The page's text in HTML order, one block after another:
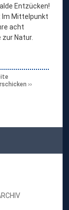
Entzücken!
Im Mittelpunkt
acht
Natur.